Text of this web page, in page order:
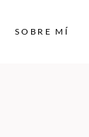
SOBRE MÍ